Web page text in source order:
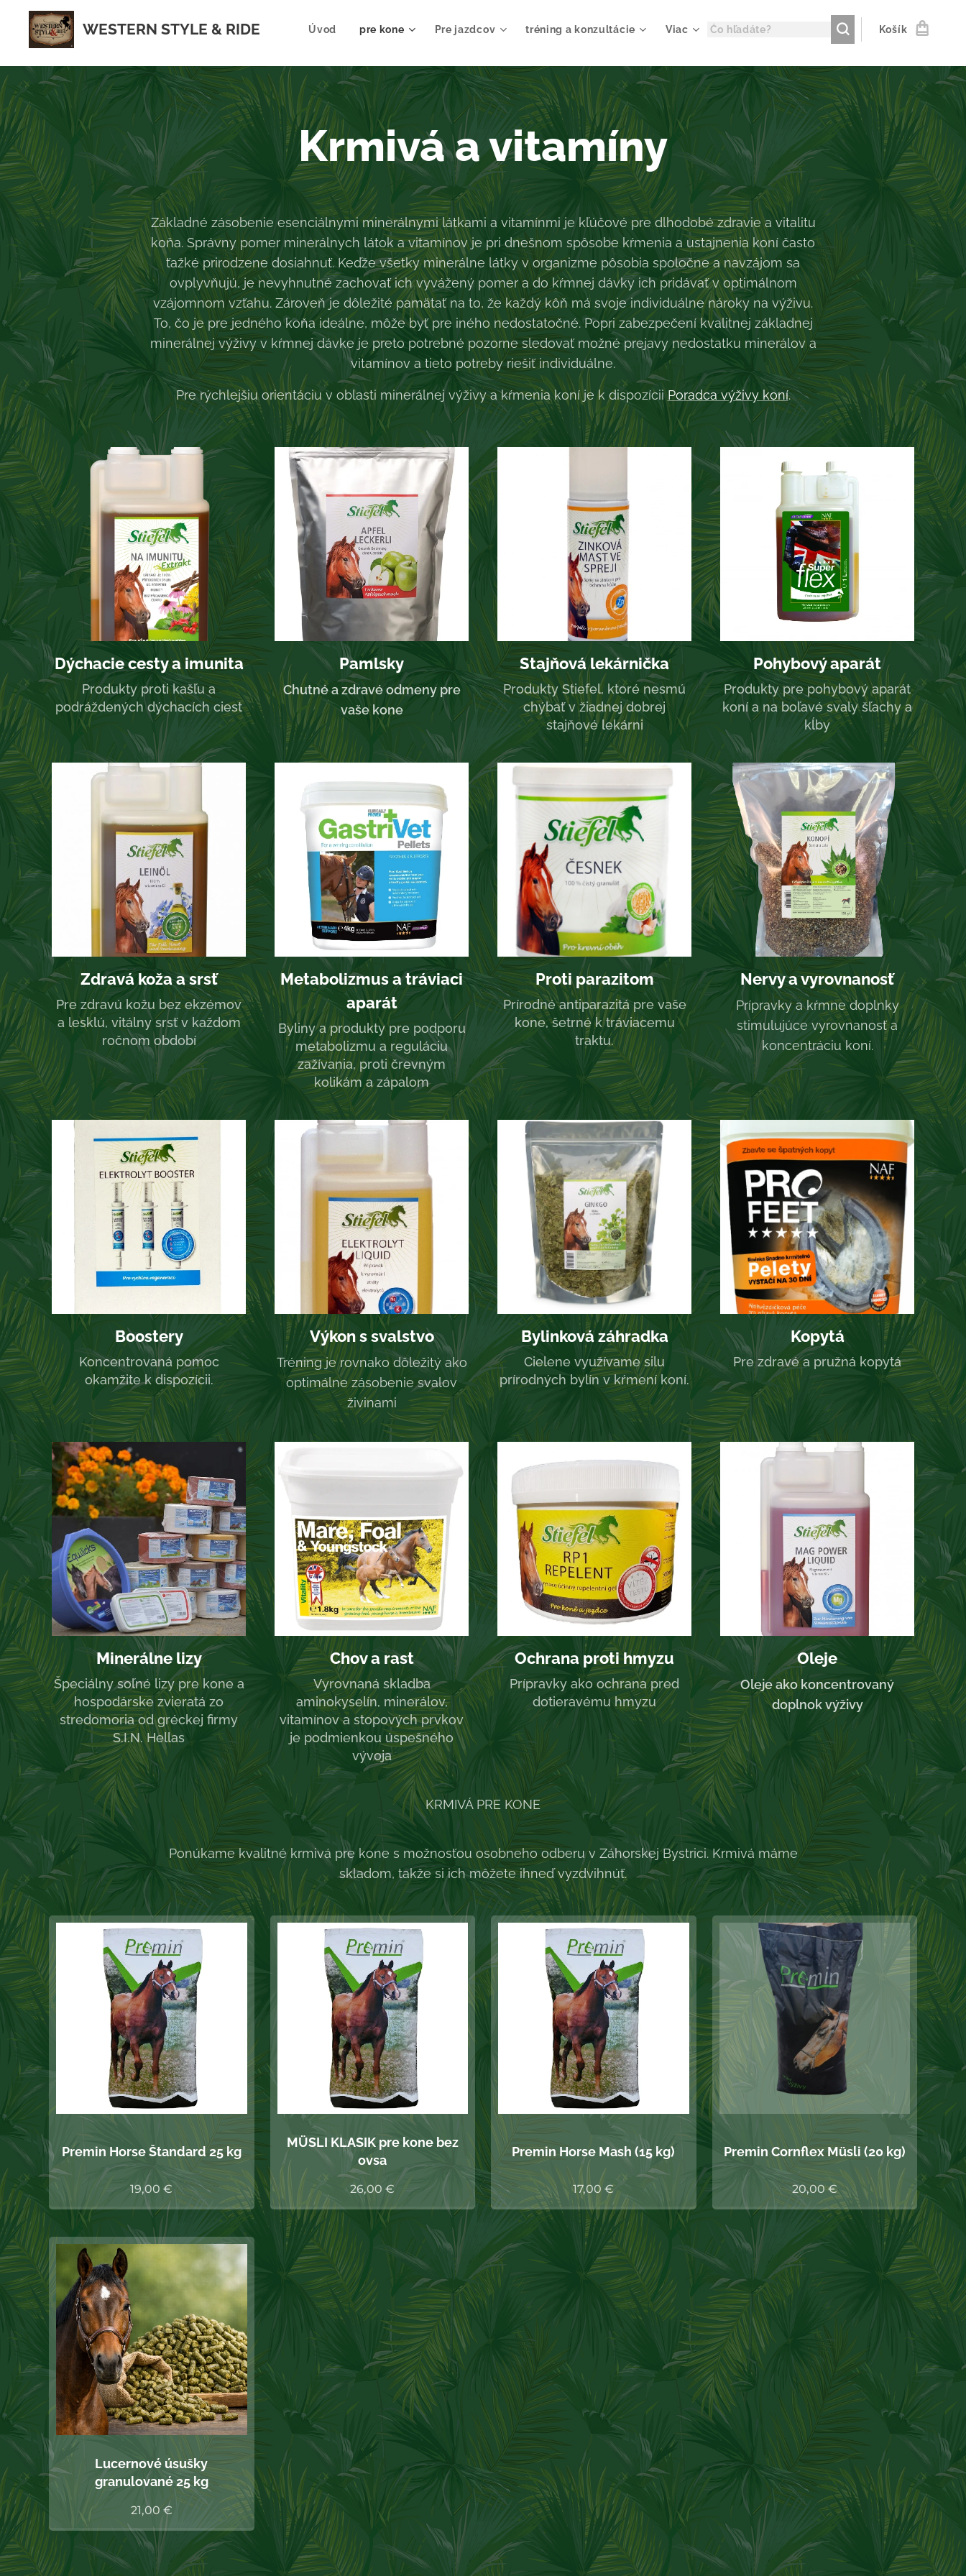
WESTERN STYLE & RIDE Úvod pre kone Pre jazdcov tréning a konzultácie Viac Košík
Krmivá a vitamíny
Základné zásobenie esenciálnymi minerálnymi látkami a vitamínmi je kľúčové pre dlhodobé zdravie a vitalitu
koňa. Správny pomer minerálnych látok a vitamínov je pri dnešnom spôsobe kŕmenia a ustajnenia koní často
ťažké prirodzene dosiahnuť. Keďže všetky minerálne látky v organizme pôsobia spoločne a navzájom sa
ovplyvňujú, je nevyhnutné zachovať ich vyvážený pomer a do kŕmnej dávky ich pridávať v optimálnom
vzájomnom vzťahu. Zároveň je dôležité pamätať na to, že každý kôň má svoje individuálne nároky na výživu.
To, čo je pre jedného koňa ideálne, môže byť pre iného nedostatočné. Popri zabezpečení kvalitnej základnej
minerálnej výživy v kŕmnej dávke je preto potrebné pozorne sledovať možné prejavy nedostatku minerálov a
vitamínov a tieto potreby riešiť individuálne.
Pre rýchlejšiu orientáciu v oblasti minerálnej výživy a kŕmenia koní je k dispozícii Poradca výživy koní.
Dýchacie cesty a imunita
Produkty proti kašľu a
podráždených dýchacích ciest
Pamlsky
Chutné a zdravé odmeny pre
vaše kone
Stajňová lekárnička
Produkty Stiefel, ktoré nesmú
chýbať v žiadnej dobrej
stajňové lekárni
Pohybový aparát
Produkty pre pohybový aparát
koní a na boľavé svaly šľachy a
kĺby
Zdravá koža a srsť
Pre zdravú kožu bez ekzémov
a lesklú, vitálny srsť v každom
ročnom období
Metabolizmus a tráviaci
aparát
Byliny a produkty pre podporu
metabolizmu a reguláciu
zažívania, proti črevným
kolikám a zápalom
Proti parazitom
Prírodné antiparazitá pre vaše
kone, šetrné k tráviacemu
traktu.
Nervy a vyrovnanosť
Prípravky a kŕmne doplnky
stimulujúce vyrovnanosť a
koncentráciu koní.
Boostery
Koncentrovaná pomoc
okamžite k dispozícii.
Výkon s svalstvo
Tréning je rovnako dôležitý ako
optimálne zásobenie svalov
živinami
Bylinková záhradka
Cielene využívame silu
prírodných bylín v kŕmení koní.
Kopytá
Pre zdravé a pružná kopytá
Minerálne lizy
Špeciálny soľné lizy pre kone a
hospodárske zvieratá zo
stredomoria od gréckej firmy
S.I.N. Hellas
Chov a rast
Vyrovnaná skladba
aminokyselín, minerálov,
vitamínov a stopových prvkov
je podmienkou úspešného
vývoja
Ochrana proti hmyzu
Prípravky ako ochrana pred
dotieravému hmyzu
Oleje
Oleje ako koncentrovaný
doplnok výživy
KRMIVÁ PRE KONE
Ponúkame kvalitné krmivá pre kone s možnosťou osobneho odberu v Záhorskej Bystrici. Krmivá máme
skladom, takže si ich môžete ihneď vyzdvihnúť.
Premin Horse Štandard 25 kg
19,00 €
MÜSLI KLASIK pre kone bez
ovsa
26,00 €
Premin Horse Mash (15 kg)
17,00 €
Premin Cornflex Müsli (20 kg)
20,00 €
Lucernové úsušky
granulované 25 kg
21,00€